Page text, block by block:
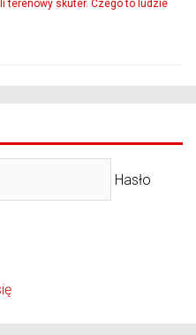
terenowy skuter. Czego to ludzie
Hasło